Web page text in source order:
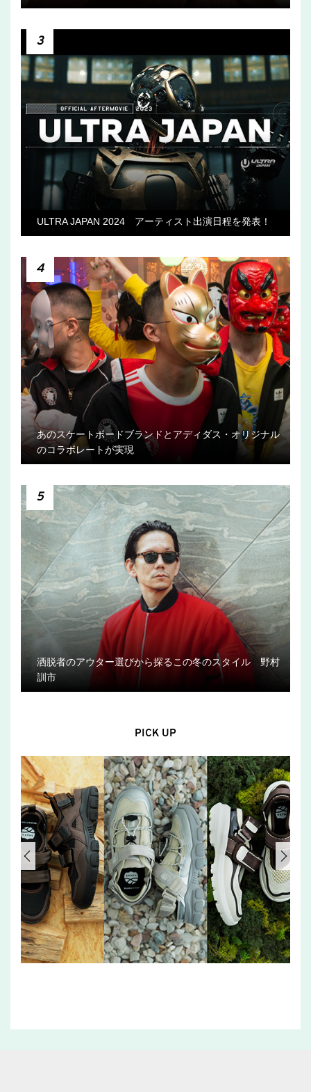
3
ULTRA JAPAN 2024 アーティスト出演日程を発表！
4
あのスケートボードブランドとアディダス・オリジナル
のコラボレートが実現
5
洒脱者のアウター選びから探るこの冬のスタイル 野村
訓市
PICK UP